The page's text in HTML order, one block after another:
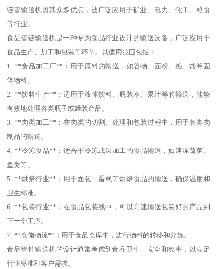
链管输送机因其众多优点，被广泛应用于矿业、电力、化工、粮食
等行业。
食品管链输送机是一种专为食品行业设计的输送设备，广泛应用于
食品生产、加工和包装等环节。其适用范围包括：
1. **食品加工厂**：用于原料的输送，如谷物、面粉、糖、盐等固
体物料。
2. **饮料生产**：适用于液体饮料、瓶装水、果汁等的输送，能够
有效地处理各类瓶子或罐装产品。
3. **肉类加工**：在肉类的切割、处理和包装过程中，用于各类肉
制品的输送。
4. **冷冻食品**：适合于冷冻或深加工的食品输送，如速冻蔬菜、
鱼类等。
5. **烘焙行业**：用于面包、蛋糕等烘焙食品的输送，确保温度和
卫生标准。
6. **包装行业**：在食品包装线中，可以高速输送包装好的产品到
下一个工序。
7. **仓储物流**：用于食品仓库中，进行物料的转移和分拣。
食品管链输送机的设计通常考虑到食品卫生、安全和效率，以满足
行业标准和客户需求。